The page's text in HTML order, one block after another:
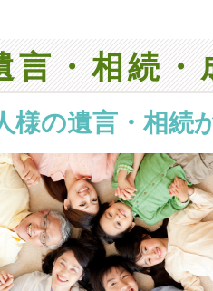
言・相続・
様の遺言・相続